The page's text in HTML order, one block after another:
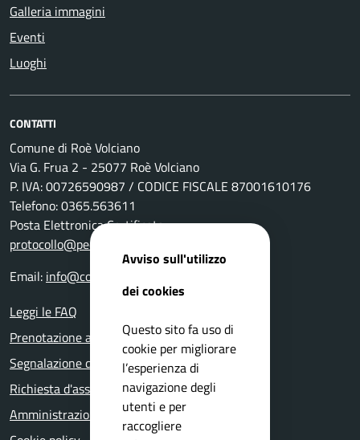
Galleria immagini
Eventi
Luoghi
CONTATTI
Comune di Roè Volciano
Via G. Frua 2 - 25077 Roè Volciano
P. IVA: 00726590987 / CODICE FISCALE 87001610176
Telefono: 0365.563611
Posta Elettronica Certificata:
protocollo@pec.comune.roevolciano.bs.it
Email: info@comune.roevolciano.bs.it
Leggi le FAQ
Prenotazione appuntamento
Segnalazione disservizio
Richiesta d'assistenza
Amministrazione trasparente
Avviso sull'utilizzo
dei cookies
Questo sito fa uso di
cookie per migliorare
l’esperienza di
navigazione degli
utenti e per
raccogliere